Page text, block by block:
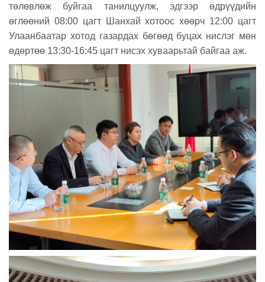
төлөвлөж буйгаа танилцуулж, эдгээр өдрүүдийн
өглөөний 08:00 цагт Шанхай хотоос хөөрч 12:00 цагт
Улаанбаатар хотод газардах бөгөөд буцах нислэг мөн
өдөртөө 13:30-16:45 цагт нисэх хуваарьтай байгаа аж.